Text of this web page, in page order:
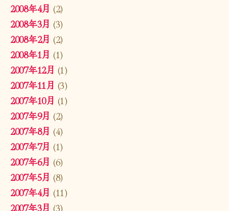
2008年4月 (2)
2008年3月 (3)
2008年2月 (2)
2008年1月 (1)
2007年12月 (1)
2007年11月 (3)
2007年10月 (1)
2007年9月 (2)
2007年8月 (4)
2007年7月 (1)
2007年6月 (6)
2007年5月 (8)
2007年4月 (11)
2007年3月 (3)